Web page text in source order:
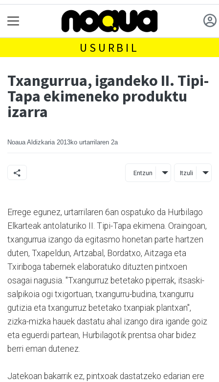
USURBIL
Txangurrua, igandeko II. Tipi-
Tapa ekimeneko produktu
izarra
Noaua Aldizkaria 2013ko urtarrilaren 2a
Entzun Itzuli
Errege egunez, urtarrilaren 6an ospatuko da Hurbilago
Elkarteak antolaturiko II. Tipi-Tapa ekimena. Oraingoan,
txangurrua izango da egitasmo honetan parte hartzen
duten, Txapeldun, Artzabal, Bordatxo, Aitzaga eta
Txiriboga tabernek elaboratuko dituzten pintxoen
osagai nagusia. "Txangurruz betetako piperrak, itsaski-
salpikoia ogi txigortuan, txangurru-budina, txangurru
gutizia eta txangurruz betetako txanpiak plantxan",
zizka-mizka hauek dastatu ahal izango dira igande goiz
eta eguerdi partean, Hurbilagotik prentsa ohar bidez
berri eman dutenez.
Jatekoan bakarrik ez, pintxoak dastatzeko edarian ere